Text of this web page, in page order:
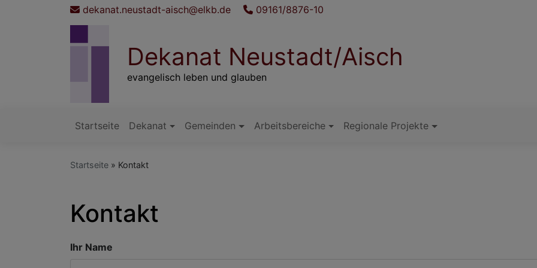
dekanat.neustadt-aisch@elkb.de 09161/8876-10
Dekanat Neustadt/Aisch
evangelisch leben und glauben
Hauptnavigation
Startseite Dekanat Gemeinden Arbeitsbereiche Regionale Projekte
Startseite Kontakt
Kontakt
Ihr Name